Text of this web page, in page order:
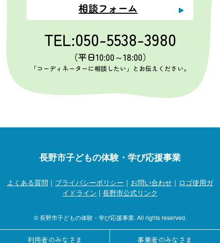
相談フォーム
TEL:050-5538-3980
（平日10:00～18:00）
「コーディネーターに相談したい」とお伝えください。
長野市子どもの体験・学び応援事業
よくある質問 ｜ プライバシーポリシー ｜ お問い合わせ ｜ ロゴ使用ガ
イドライン | 長野市公式リンク
© 長野市子どもの体験・学び応援事業. All rights reserved.
利用者のみなさま 事業者のみなさま